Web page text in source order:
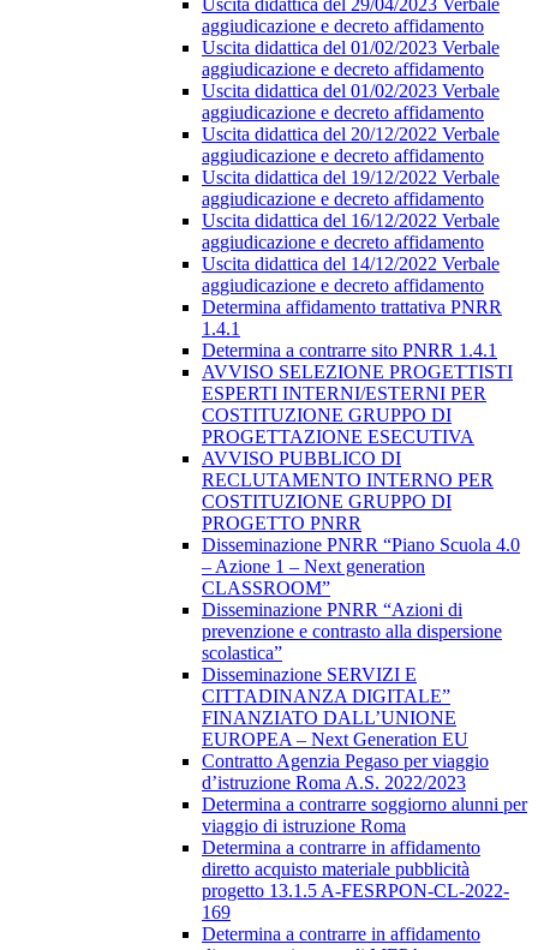
Uscita didattica del 29/04/2023 Verbale
aggiudicazione e decreto affidamento
Uscita didattica del 01/02/2023 Verbale
aggiudicazione e decreto affidamento
Uscita didattica del 01/02/2023 Verbale
aggiudicazione e decreto affidamento
Uscita didattica del 20/12/2022 Verbale
aggiudicazione e decreto affidamento
Uscita didattica del 19/12/2022 Verbale
aggiudicazione e decreto affidamento
Uscita didattica del 16/12/2022 Verbale
aggiudicazione e decreto affidamento
Uscita didattica del 14/12/2022 Verbale
aggiudicazione e decreto affidamento
Determina affidamento trattativa PNRR
1.4.1
Determina a contrarre sito PNRR 1.4.1
AVVISO SELEZIONE PROGETTISTI
ESPERTI INTERNI/ESTERNI PER
COSTITUZIONE GRUPPO DI
PROGETTAZIONE ESECUTIVA
AVVISO PUBBLICO DI
RECLUTAMENTO INTERNO PER
COSTITUZIONE GRUPPO DI
PROGETTO PNRR
Disseminazione PNRR “Piano Scuola 4.0
– Azione 1 – Next generation
CLASSROOM”
Disseminazione PNRR “Azioni di
prevenzione e contrasto alla dispersione
scolastica”
Disseminazione SERVIZI E
CITTADINANZA DIGITALE”
FINANZIATO DALL’UNIONE
EUROPEA – Next Generation EU
Contratto Agenzia Pegaso per viaggio
d’istruzione Roma A.S. 2022/2023
Determina a contrarre soggiorno alunni per
viaggio di istruzione Roma
Determina a contrarre in affidamento
diretto acquisto materiale pubblicità
progetto 13.1.5 A-FESRPON-CL-2022-
169
Determina a contrarre in affidamento